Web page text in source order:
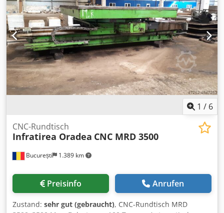
Vorschübe 0,02 - 0,2 mm/U Preis: 1.880,00 EUR -
Querfräskopf, Zusatzkopf zum Vertikalfräskopf mit
Spindelkegel ISO 30, drehbar, 360 Grad Preis: 585,00 zzgl.
gesetzl. MwSt. Siegfried Volz Werkzeugmaschinen
Rüschebrinkstr. 151-153 Cjdpfx Aoddtwbemusha DE -
44143 Dortmund - Wambel / Germany
1 / 6
București 1.389 km
CNC-Rundtisch
Infratirea Oradea CNC MRD 3500
Preisinfo Anrufen
Zustand: sehr gut (gebraucht), CNC-Rundtisch MRD